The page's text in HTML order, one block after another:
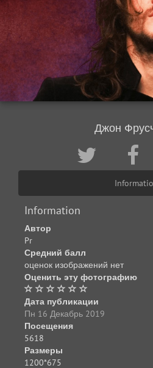
Джон
Information
Автор
Pr
Средний балл
оценок изображений нет
Оценить эту фотографию
Дата публикации
Пн 16 Декабрь 2019
Посещения
5618
Размеры
1200*675